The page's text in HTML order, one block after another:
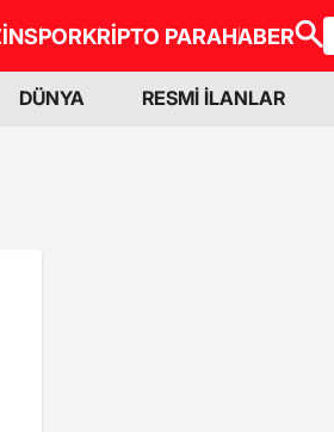
SPORKRİPTO PARAHABER
DÜNYA RESMİ İLANLAR